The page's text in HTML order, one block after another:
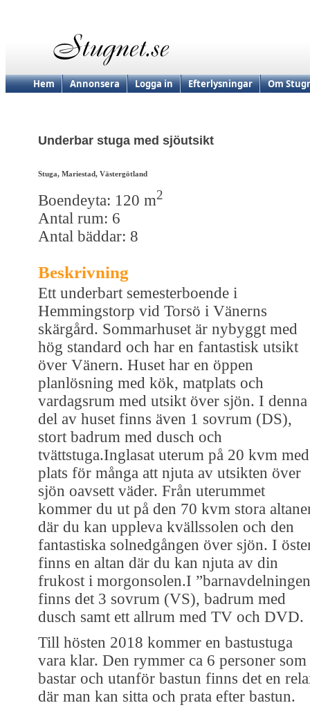
Hem Annonsera Logga in Efterlysningar Om
Underbar stuga med sjöutsikt
Stuga, Mariestad, Västergötland
Boendeyta: 120 m2
Antal rum: 6
Antal bäddar: 8
Beskrivning
Ett underbart semesterboende i
Hemmingstorp vid Torsö i Vänerns
skärgård. Sommarhuset är nybyggt med
hög standard och har en fantastisk utsikt
över Vänern. Huset har en öppen
planlösning med kök, matplats och
vardagsrum med utsikt över sjön. I denna
del av huset finns även 1 sovrum (DS),
stort badrum med dusch och
tvättstuga.Inglasat uterum på 20 kvm med
plats för många att njuta av utsikten över
sjön oavsett väder. Från uterummet
kommer du ut på den 70 kvm stora
där du kan uppleva kvällssolen och den
fantastiska solnedgången över sjön. I
finns en altan där du kan njuta av din
frukost i morgonsolen.I
finns det 3 sovrum (VS), badrum med
dusch samt ett allrum med TV och DVD.
Till hösten 2018 kommer en bastustuga
vara klar. Den rymmer ca 6 personer som
bastar och utanför bastun finns det en
där man kan sitta och prata efter bastun.